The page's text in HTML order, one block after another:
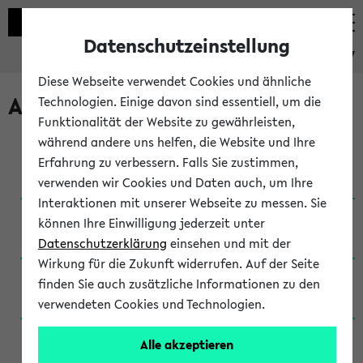
eKVV
Archivierte Studiengänge
Anglistik: British and American Studies / B.A.
(Einschreibung bis WiSe 16/17)
Anglistik: British and American Studies / B.A.
(Einschreibung bis SoSe 2015)
Anglistik: British and American Studies / B.A.
(Einschreibung bis SoSe 2013)
Anglistik: British and American Studies / Ba
(Einschreibung bis SoSe 2011)
Datenschutzeinstellung
Diese Webseite verwendet Cookies und ähnliche
Technologien. Einige davon sind essentiell, um die
Funktionalität der Website zu gewährleisten,
während andere uns helfen, die Website und Ihre
Erfahrung zu verbessern. Falls Sie zustimmen,
verwenden wir Cookies und Daten auch, um Ihre
Interaktionen mit unserer Webseite zu messen. Sie
können Ihre Einwilligung jederzeit unter
Datenschutzerklärung einsehen und mit der
Wirkung für die Zukunft widerrufen. Auf der Seite
finden Sie auch zusätzliche Informationen zu den
verwendeten Cookies und Technologien.
Alle akzeptieren